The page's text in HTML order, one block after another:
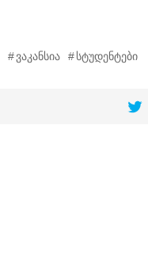
ვაკანსია სტუდენტები